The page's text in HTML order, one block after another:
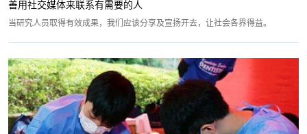
善用社交媒体来联系有需要的人
当研究人员取得有效成果，我们应该分享及宣扬开去，让社会各界得益。